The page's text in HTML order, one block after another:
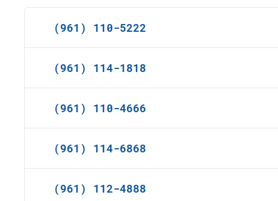
(961) 110-5222
(961) 114-1818
(961) 110-4666
(961) 114-6868
(961) 112-4888